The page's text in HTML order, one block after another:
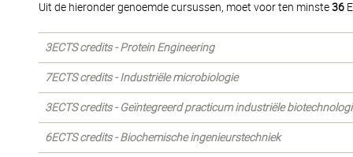
Uit de hieronder genoemde cursussen, moet voor ten minste36
3ECTS credits - Protein Engineering
7ECTS credits - Industriële microbiologie
3ECTS credits - Geïntegreerd practicum industriële
6ECTS credits - Biochemische ingenieurstechniek